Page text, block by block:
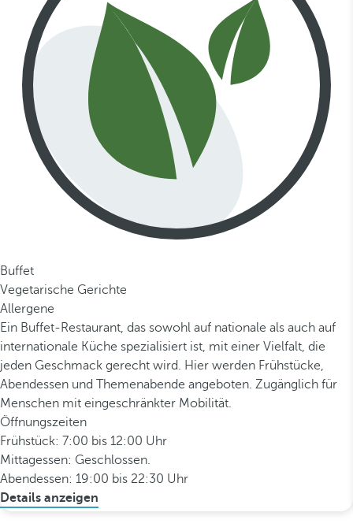
Buffet
Vegetarische Gerichte
Allergene
Ein Buffet-Restaurant, das sowohl auf nationale als auch auf
internationale Küche spezialisiert ist, mit einer Vielfalt, die
jeden Geschmack gerecht wird. Hier werden Frühstücke,
Abendessen und Themenabende angeboten. Zugänglich für
Menschen mit eingeschränkter Mobilität.
Öffnungszeiten
Frühstück: 7:00 bis 12:00 Uhr
Mittagessen: Geschlossen.
Abendessen: 19:00 bis 22:30 Uhr
Details anzeigen